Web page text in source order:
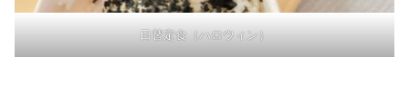
日替定食（ハロウィン）